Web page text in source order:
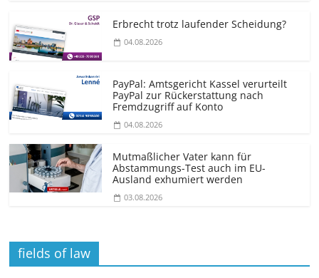
Erbrecht trotz laufender Scheidung?
04.08.2026
PayPal: Amtsgericht Kassel verurteilt
PayPal zur Rückerstattung nach
Fremdzugriff auf Konto
04.08.2026
Mutmaßlicher Vater kann für
Abstammungs-Test auch im EU-
Ausland exhumiert werden
03.08.2026
fields of law